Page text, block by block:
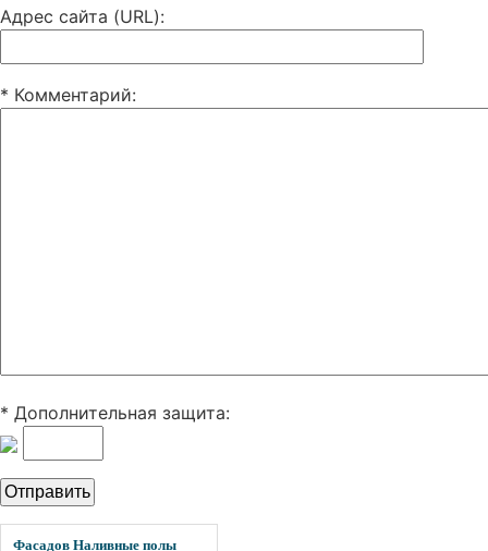
Адрес сайта (URL):
* Комментарий:
* Дополнительная защита:
Фасадов Наливные полы